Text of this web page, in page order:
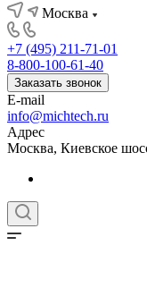
Москва
+7 (495) 211-71-01
8-800-100-61-40
Заказать звонок
E-mail
info@michtech.ru
Адрес
Москва, Киевское